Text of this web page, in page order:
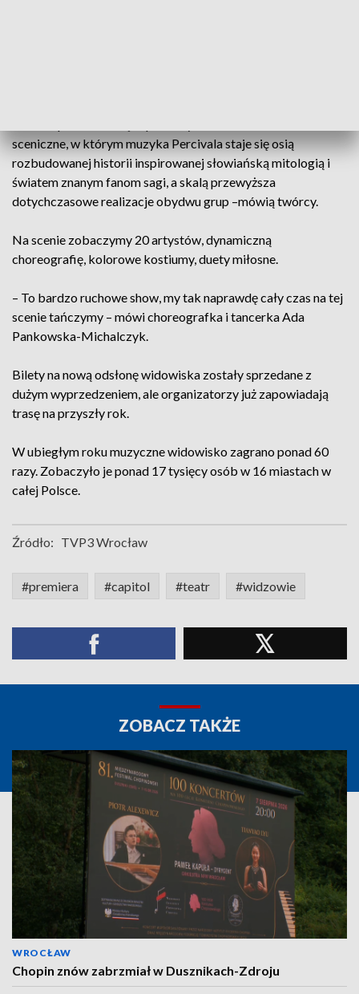
sceniczne, w którym muzyka Percivala staje się osią
rozbudowanej historii inspirowanej słowiańską mitologią i
światem znanym fanom sagi, a skalą przewyższa
dotychczasowe realizacje obydwu grup –mówią twórcy.
Na scenie zobaczymy 20 artystów, dynamiczną
choreografię, kolorowe kostiumy, duety miłosne.
– To bardzo ruchowe show, my tak naprawdę cały czas na tej
scenie tańczymy – mówi choreografka i tancerka Ada
Pankowska-Michalczyk.
Bilety na nową odsłonę widowiska zostały sprzedane z
dużym wyprzedzeniem, ale organizatorzy już zapowiadają
trasę na przyszły rok.
W ubiegłym roku muzyczne widowisko zagrano ponad 60
razy. Zobaczyło je ponad 17 tysięcy osób w 16 miastach w
całej Polsce.
Źródło: TVP3 Wrocław
#premiera #capitol #teatr #widzowie
ZOBACZ TAKŻE
WROCŁAW
Chopin znów zabrzmiał w Dusznikach-Zdroju